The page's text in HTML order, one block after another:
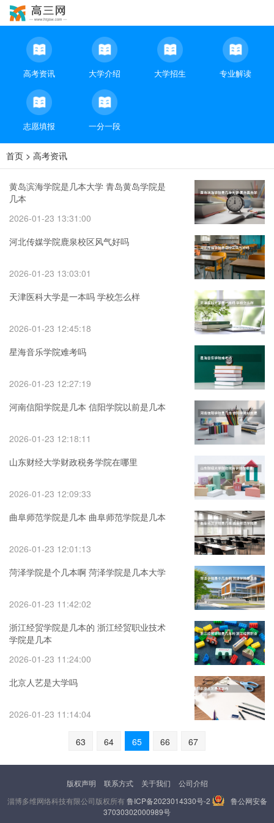
高考资讯 大学介绍 大学招生 专业解读
志愿填报 一分一段
首页 > 高考资讯
黄岛滨海学院是几本大学 青岛黄岛学院是
几本
2026-01-23 13:31:00
河北传媒学院鹿泉校区风气好吗
2026-01-23 13:03:01
天津医科大学是一本吗 学校怎么样
2026-01-23 12:45:18
星海音乐学院难考吗
2026-01-23 12:27:19
河南信阳学院是几本 信阳学院以前是几本
2026-01-23 12:18:11
山东财经大学财政税务学院在哪里
2026-01-23 12:09:33
曲阜师范学院是几本 曲阜师范学院是几本
2026-01-23 12:01:13
菏泽学院是个几本啊 菏泽学院是几本大学
2026-01-23 11:42:02
浙江经贸学院是几本的 浙江经贸职业技术
学院是几本
2026-01-23 11:24:00
北京人艺是大学吗
2026-01-23 11:14:04
63 64 65 66 67
版权声明 联系方式 关于我们
公司介绍
淄博多维网络科技有限公司版权所有鲁ICP备2023014330号-2
鲁公网安备
37030302000989号